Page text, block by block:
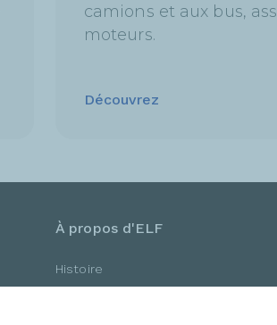
camions et aux bus,
moteurs.
Découvrez
À propos d'ELF
Histoire